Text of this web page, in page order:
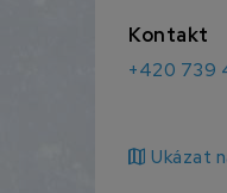
Kontakt
+420 739
map Ukázat